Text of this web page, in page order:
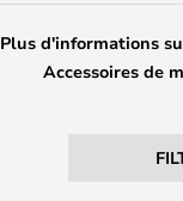
Plus d'informations
Accessoires de